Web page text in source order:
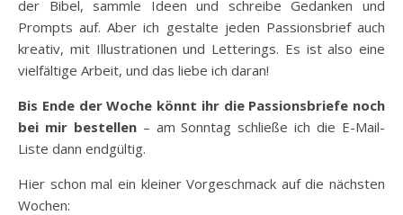
der Bibel, sammle Ideen und schreibe Gedanken und
Prompts auf. Aber ich gestalte jeden Passionsbrief auch
kreativ, mit Illustrationen und Letterings. Es ist also eine
vielfältige Arbeit, und das liebe ich daran!
Bis Ende der Woche könnt ihr die Passionsbriefe noch
bei mir bestellen– am Sonntag schließe ich die E-Mail-
Liste dann endgültig.
Hier schon mal ein kleiner Vorgeschmack auf die nächsten
Wochen: